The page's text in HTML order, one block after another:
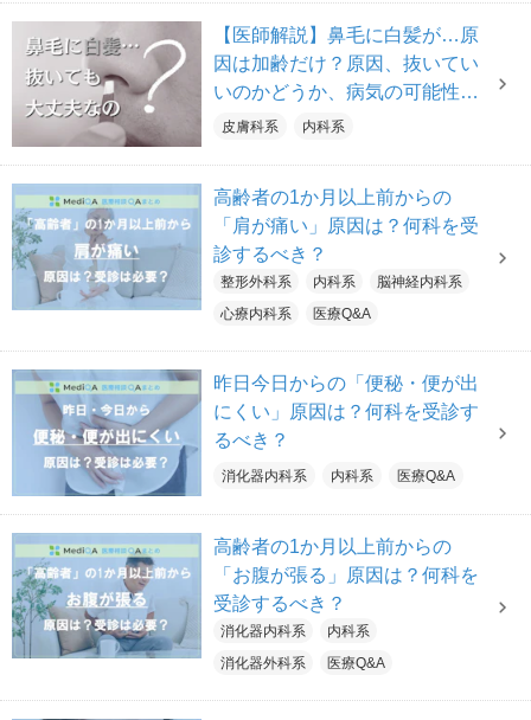
【医師解説】鼻毛に白髪が…原
因は加齢だけ？原因、抜いてい
いのかどうか、病気の可能性に
ついて医師が解説
皮膚科系 内科系
高齢者の1か月以上前からの
「肩が痛い」原因は？何科を受
診するべき？
整形外科系 内科系
脳神経内科系
心療内科系
医療Q&A
昨日今日からの「便秘・便が出
にくい」原因は？何科を受診す
るべき？
消化器内科系 内科系 医療Q&A
高齢者の1か月以上前からの
「お腹が張る」原因は？何科を
受診するべき？
消化器内科系
内科系
消化器外科系
医療Q&A